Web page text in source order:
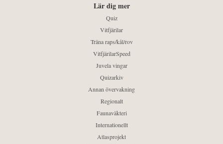
Lär dig mer
Quiz
Vitfjärilar
Träna raps/kål/rov
VitfjärilarSpeed
Juvela vingar
Quizarkiv
Annan övervakning
Regionalt
Faunaväkteri
Internationellt
Atlasprojekt